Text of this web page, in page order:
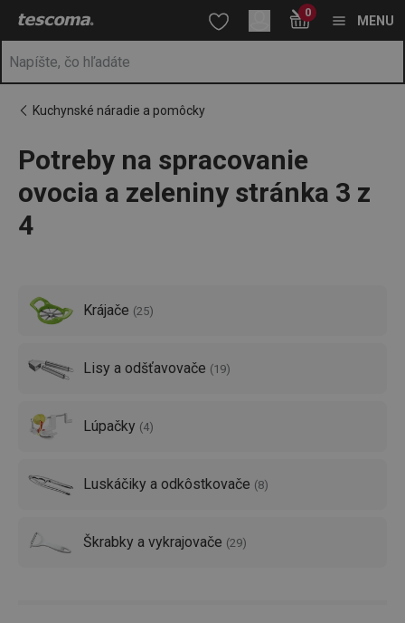
Nachádzate sa na stránke Potreby na spracovanie ovocia a
Prejsť na hlavný obsah
Prejsť na vyhľadávanie
Prejsť na navigáciu 0
MENU
Kuchynské náradie a pomôcky
Potreby na spracovanie
ovocia a zeleniny stránka 3 z
4
Krájače (25)
Lisy a odšťavovače (19)
Lúpačky (4)
Luskáčiky a odkôstkovače (8)
Škrabky a vykrajovače (29)